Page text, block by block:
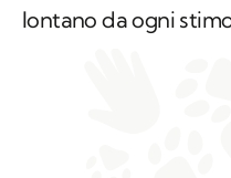
lontano da ogni